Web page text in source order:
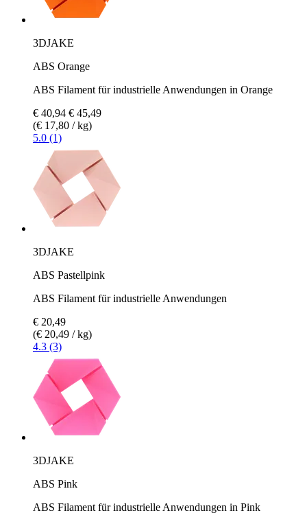
3DJAKE
ABS Orange
ABS Filament für industrielle Anwendungen in Orange
€ 40,94 € 45,49
(€ 17,80 / kg)
5.0 (1)
3DJAKE
ABS Pastellpink
ABS Filament für industrielle Anwendungen
€ 20,49
(€ 20,49 / kg)
4.3 (3)
3DJAKE
ABS Pink
ABS Filament für industrielle Anwendungen in Pink